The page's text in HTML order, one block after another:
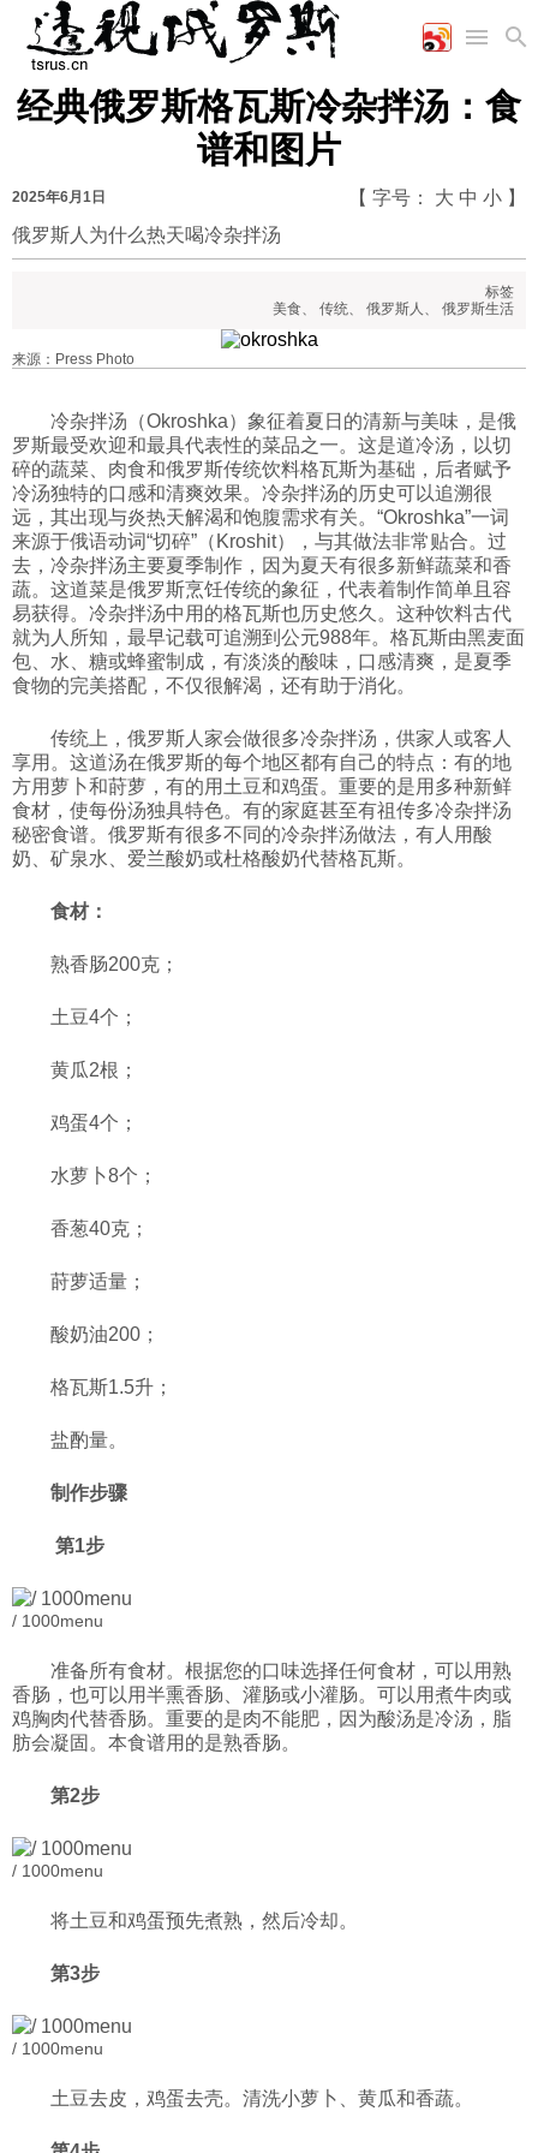
首页
国际
军事
空军
陆军
军事合作
评论
经济
财经
工业
能源
农业
科技
社会
文化
文艺
美食
娱乐
历史
旅游
视听
图片新闻
漫画
视频
图表
经典俄罗斯格瓦斯冷杂拌汤：食
谱和图片
2025年6月1日 【 字号： 大 中 小 】
俄罗斯人为什么热天喝冷杂拌汤
标签
美食、 传统、 俄罗斯人 、 俄罗斯生活
来源：Press Photo
冷杂拌汤（Okroshka）象征着夏日的清新与美味，是俄
罗斯最受欢迎和最具代表性的菜品之一。这是道冷汤，以切
碎的蔬菜、肉食和俄罗斯传统饮料格瓦斯为基础，后者赋予
冷汤独特的口感和清爽效果。冷杂拌汤的历史可以追溯很
远，其出现与炎热天解渴和饱腹需求有关。“Okroshka”一词
来源于俄语动词“切碎”（Kroshit），与其做法非常贴合。过
去，冷杂拌汤主要夏季制作，因为夏天有很多新鲜蔬菜和香
蔬。这道菜是俄罗斯烹饪传统的象征，代表着制作简单且容
易获得。冷杂拌汤中用的格瓦斯也历史悠久。这种饮料古代
就为人所知，最早记载可追溯到公元988年。格瓦斯由黑麦面
包、水、糖或蜂蜜制成，有淡淡的酸味，口感清爽，是夏季
食物的完美搭配，不仅很解渴，还有助于消化。
传统上，俄罗斯人家会做很多冷杂拌汤，供家人或客人
享用。这道汤在俄罗斯的每个地区都有自己的特点：有的地
方用萝卜和莳萝，有的用土豆和鸡蛋。重要的是用多种新鲜
食材，使每份汤独具特色。有的家庭甚至有祖传多冷杂拌汤
秘密食谱。俄罗斯有很多不同的冷杂拌汤做法，有人用酸
奶、矿泉水、爱兰酸奶或杜格酸奶代替格瓦斯。
食材：
熟香肠200克；
土豆4个；
黄瓜2根；
鸡蛋4个；
水萝卜8个；
香葱40克；
莳萝适量；
酸奶油200；
格瓦斯1.5升；
盐酌量。
制作步骤
第1步
/ 1000menu
准备所有食材。根据您的口味选择任何食材，可以用熟
香肠，也可以用半熏香肠、灌肠或小灌肠。可以用煮牛肉或
鸡胸肉代替香肠。重要的是肉不能肥，因为酸汤是冷汤，脂
肪会凝固。本食谱用的是熟香肠。
第2步
/ 1000menu
将土豆和鸡蛋预先煮熟，然后冷却。
第3步
/ 1000menu
土豆去皮，鸡蛋去壳。清洗小萝卜、黄瓜和香蔬。